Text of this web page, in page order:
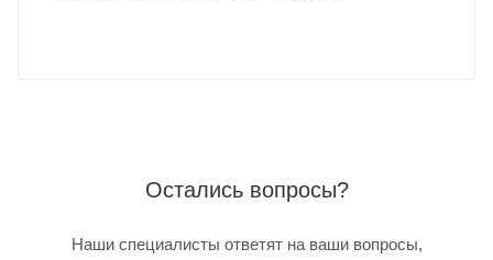
Остались вопросы?
Наши специалисты ответят на ваши вопросы,